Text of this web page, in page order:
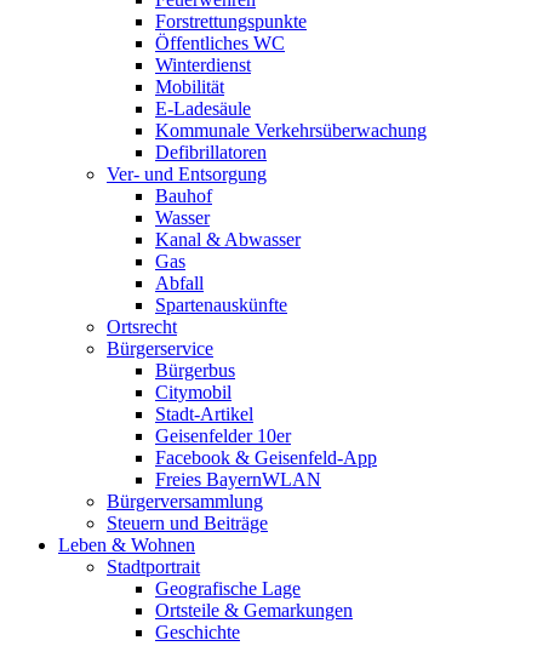
Forstrettungspunkte
Öffentliches WC
Winterdienst
Mobilität
E-Ladesäule
Kommunale Verkehrsüberwachung
Defibrillatoren
Ver- und Entsorgung
Bauhof
Wasser
Kanal & Abwasser
Gas
Abfall
Spartenauskünfte
Ortsrecht
Bürgerservice
Bürgerbus
Citymobil
Stadt-Artikel
Geisenfelder 10er
Facebook & Geisenfeld-App
Freies BayernWLAN
Bürgerversammlung
Steuern und Beiträge
Leben & Wohnen
Stadtportrait
Geografische Lage
Ortsteile & Gemarkungen
Geschichte